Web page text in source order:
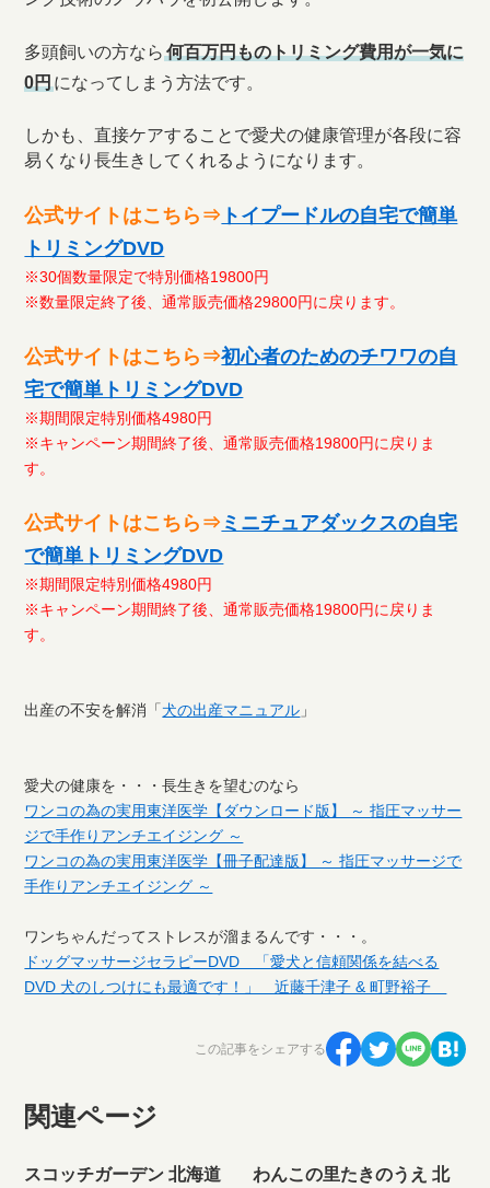
多頭飼いの方なら何百万円ものトリミング費用が一気に
0円になってしまう方法です。
しかも、直接ケアすることで愛犬の健康管理が各段に容
易くなり長生きしてくれるようになります。
公式サイトはこちら⇒ トイプードルの自宅で簡単
トリミングDVD
※30個数量限定で特別価格19800円
※数量限定終了後、通常販売価格29800円に戻ります。
公式サイトはこちら⇒初心者のためのチワワの自
宅で簡単トリミングDVD
※期間限定特別価格4980円
※キャンペーン期間終了後、通常販売価格19800円に戻りま
す。
公式サイトはこちら⇒ ミニチュアダックスの自宅
で簡単トリミングDVD
※期間限定特別価格4980円
※キャンペーン期間終了後、通常販売価格19800円に戻りま
す。
出産の不安を解消「犬の出産マニュアル 」
愛犬の健康を・・・長生きを望むのなら
ワンコの為の実用東洋医学【ダウンロード版】 ～ 指圧マッサー
ジで手作りアンチエイジング ～
ワンコの為の実用東洋医学【冊子配達版】 ～ 指圧マッサージで
手作りアンチエイジング ～
ワンちゃんだってストレスが溜まるんです・・・。
ドッグマッサージセラピーDVD 「愛犬と信頼関係を結べる
DVD 犬のしつけにも最適です！」 近藤千津子 & 町野裕子
この記事をシェアする
関連ページ
スコッチガーデン 北海道
わんこの里たきのうえ 北